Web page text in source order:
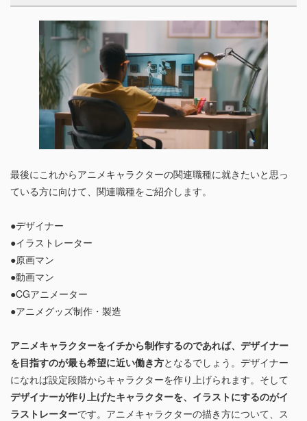
最後にこれからアニメキャラクターの関連職種に就きたいと思っ
ている方に向けて、関連職種をご紹介します。
●デザイナー
●イラストレーター
●原画マン
●動画マン
●CGアニメーター
●アニメグッズ制作・製造
アニメキャラクターをイチから制作するのであれば、デザイナー
を目指すのが最も希望に近い働き方となるでしょう。デザイナー
になれば設定段階からキャラクターを作り上げられます。そして
デザイナーが作り上げたキャラクターを、イラストにするのがイ
ラストレーターです。アニメキャラクターの描き方について、ス